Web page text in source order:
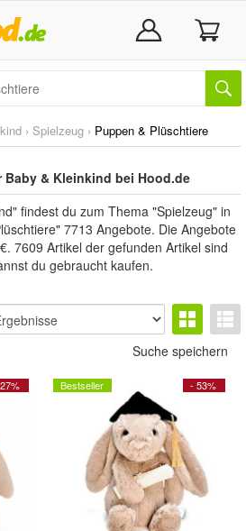
› Spielzeug › Puppen & Plüschtiere
& Kleinkind bei Hood.de
findest du zum Thema "Spielzeug" in
7713 Angebote. Die Angebote
7609 Artikel der gefunden Artikel sind
du gebraucht kaufen.
Suche speichern
- 53%
Bestseller